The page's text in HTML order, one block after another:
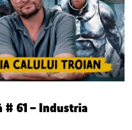
# 61 – Industria